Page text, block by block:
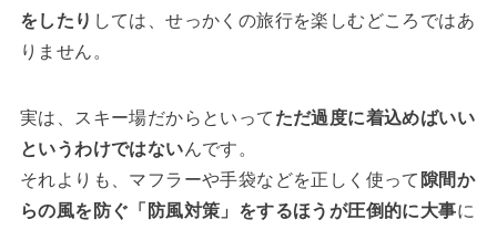
をしたり しては、せっかくの旅行を楽しむどころではあ
りません。
実は、スキー場だからといって ただ過度に着込めばいい
というわけではないんです。
それよりも、マフラーや手袋などを正しく使って 隙間か
らの風を防ぐ「防風対策」をするほうが圧倒的に大事に